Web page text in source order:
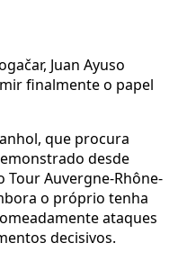
Juan Ayuso
finalmente o papel
que procura
desde
Auvergne-Rhône-
o próprio tenha
ataques
decisivos.